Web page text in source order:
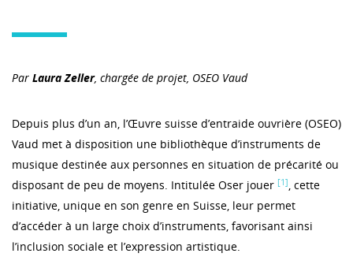
Par Laura Zeller, chargée de projet, OSEO Vaud
Depuis plus d’un an, l’Œuvre suisse d’entraide ouvrière (OSEO)
Vaud met à disposition une bibliothèque d’instruments de
musique destinée aux personnes en situation de précarité ou
disposant de peu de moyens. Intitulée Oser jouer [1], cette
initiative, unique en son genre en Suisse, leur permet
d’accéder à un large choix d’instruments, favorisant ainsi
l’inclusion sociale et l’expression artistique.